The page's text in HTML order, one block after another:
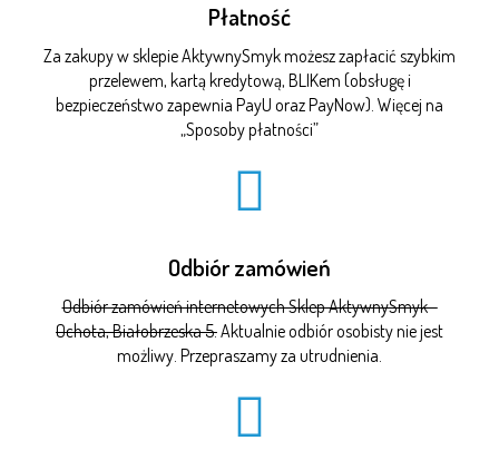
Płatność
Za zakupy w sklepie AktywnySmyk możesz zapłacić szybkim
przelewem, kartą kredytową, BLIKem (obsługę i
bezpieczeństwo zapewnia PayU oraz PayNow). Więcej na
„Sposoby płatności”
Odbiór zamówień
Odbiór zamówień internetowych Sklep AktywnySmyk -
Ochota, Białobrzeska 5.Aktualnie odbiór osobisty nie jest
możliwy. Przepraszamy za utrudnienia.